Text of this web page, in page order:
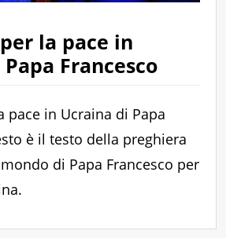
la pace in
Francesco
pace in Ucraina di Papa
è il testo della preghiera
di Papa Francesco per